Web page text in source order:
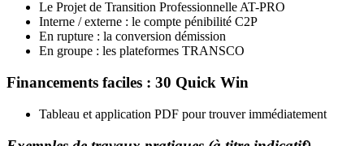
Le Projet de Transition Professionnelle AT-PRO
Interne / externe : le compte pénibilité C2P
En rupture : la conversion démission
En groupe : les plateformes TRANSCO
Financements faciles : 30 Quick Win
Tableau et application PDF pour trouver immédiatement